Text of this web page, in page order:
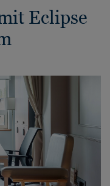
Eclipse